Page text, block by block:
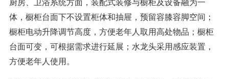
厨房、卫浴系统方面，装配式装修与橱柜及设备融为一
体，橱柜台面下不设置柜体和抽屉，预留容膝容脚空间；
橱柜电动升降调节高度，方便老年人取用高处物品；橱柜
台面可变，可根据需求进行延展；水龙头采用感应装置，
方便老年人使用。